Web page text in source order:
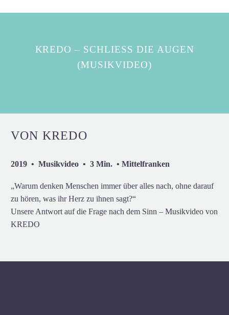
KREDO – SCHLIESS DIE AUGEN (
MUSIKVIDEO)
VON KREDO
2019 • Musikvideo • 3 Min. • Mittelfranken
„Warum denken Menschen immer über alles nach, ohne darauf
zu hören, was ihr Herz zu ihnen sagt?“
Unsere Antwort auf die Frage nach dem Sinn – Musikvideo von
KREDO